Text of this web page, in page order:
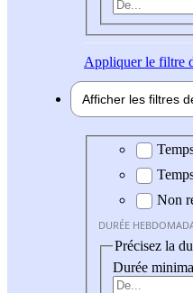
Appliquerle filtre
Afficher les filtres
Durée
Non
DURÉE
Précisez la
Durée